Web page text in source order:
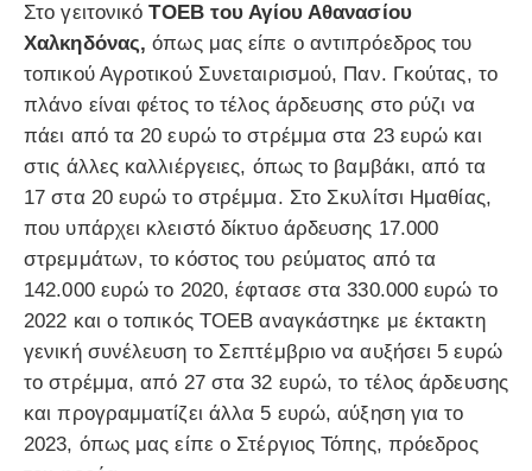
Στο γειτονικό ΤΟΕΒ του Αγίου Αθανασίου
Χαλκηδόνας, όπως μας είπε ο αντιπρόεδρος του
τοπικού Αγροτικού Συνεταιρισμού, Παν. Γκούτας, το
πλάνο είναι φέτος το τέλος άρδευσης στο ρύζι να
πάει από τα 20 ευρώ το στρέμμα στα 23 ευρώ και
στις άλλες καλλιέργειες, όπως το βαμβάκι, από τα
17 στα 20 ευρώ το στρέμμα. Στο Σκυλίτσι Ημαθίας,
που υπάρχει κλειστό δίκτυο άρδευσης 17.000
στρεμμάτων, το κόστος του ρεύματος από τα
142.000 ευρώ το 2020, έφτασε στα 330.000 ευρώ το
2022 και ο τοπικός ΤΟΕΒ αναγκάστηκε με έκτακτη
γενική συνέλευση το Σεπτέμβριο να αυξήσει 5 ευρώ
το στρέμμα, από 27 στα 32 ευρώ, το τέλος άρδευσης
και προγραμματίζει άλλα 5 ευρώ, αύξηση για το
2023, όπως μας είπε ο Στέργιος Τόπης, πρόεδρος